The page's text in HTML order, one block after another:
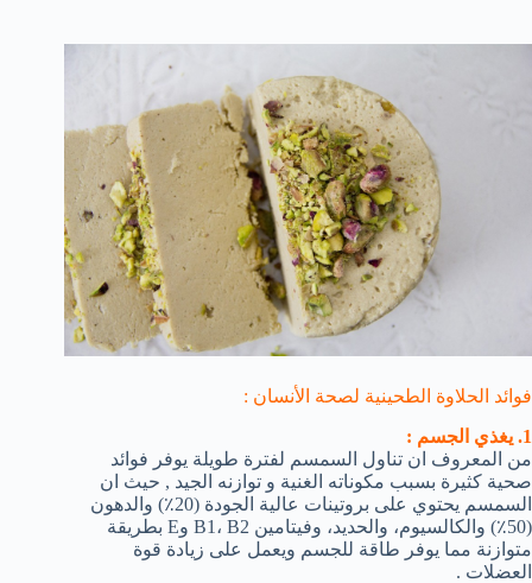
فوائد الحلاوة الطحينية لصحة الأنسان :
1. يغذي الجسم :
من المعروف ان تناول السمسم لفترة طويلة يوفر فوائد
صحية كثيرة بسبب مكوناته الغنية و توازنه الجيد , حيث ان
السمسم يحتوي على بروتينات عالية الجودة (20٪) والدهون
(50٪) والكالسيوم، والحديد، وفيتامين B1، B2 وE بطريقة
متوازنة مما يوفر طاقة للجسم ويعمل على زيادة قوة
العضلات .